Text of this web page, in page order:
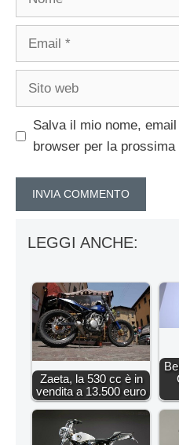
Email
Sito
Salva il mio nome,
browser per la
LEGGI ANCHE:
Zaeta, la 530 cc è in
vendita a 13.500 euro